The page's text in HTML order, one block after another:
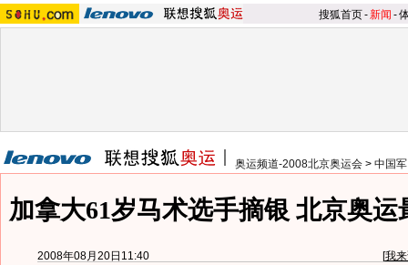
搜狐首页-新闻 -
奥运频道-2008北京奥运会 > 中国
加拿大61岁马术选手摘银 北京奥运
2008年08月20日11:40 [我